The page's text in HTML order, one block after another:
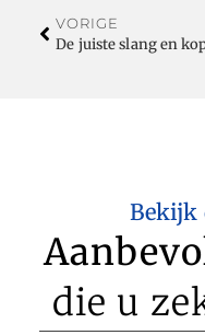
VORIGE
Bekijk
die u